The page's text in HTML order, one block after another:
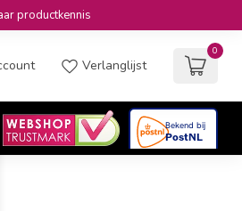
productkennis
Verlanglijst
0